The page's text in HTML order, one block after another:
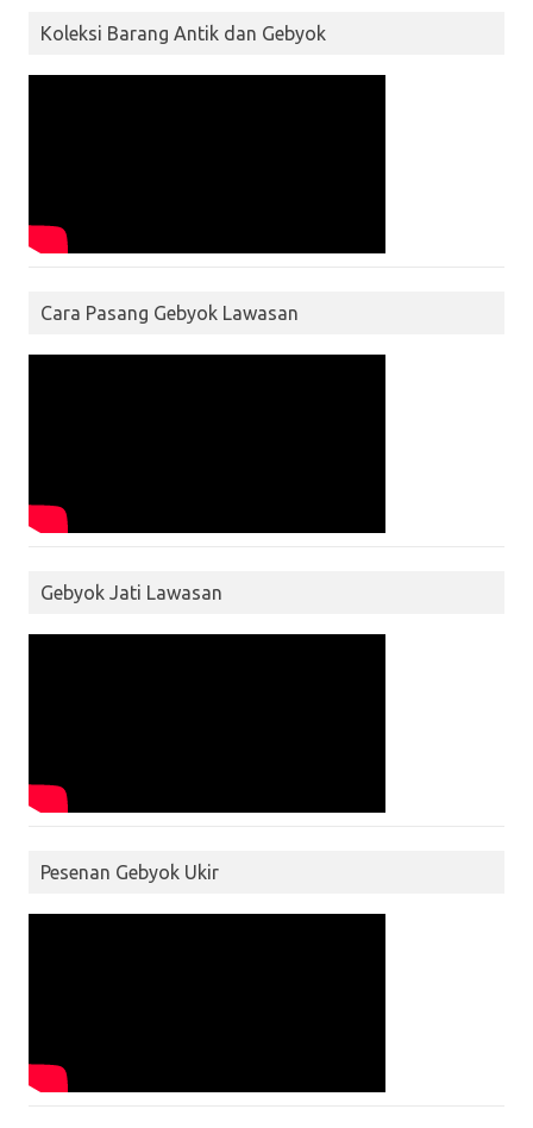
Koleksi Barang Antik dan Gebyok
Cara Pasang Gebyok Lawasan
Gebyok Jati Lawasan
Pesenan Gebyok Ukir